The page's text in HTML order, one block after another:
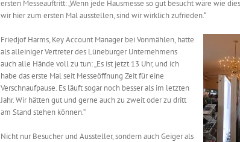
ersten Messeauftritt: „Wenn jede Hausmesse so gut besucht wäre wie
wir hier zum ersten Mal ausstellen, sind wir wirklich zufrieden.“
Friedjof Harms, Key Account Manager bei Vonmählen, hatte
als alleiniger Vertreter des Lüneburger Unternehmens
auch alle Hände voll zu tun: „Es ist jetzt 13 Uhr, und ich
habe das erste Mal seit Messeöffnung Zeit für eine
Verschnaufpause. Es läuft sogar noch besser als im letzten
Jahr. Wir hätten gut und gerne auch zu zweit oder zu dritt
am Stand stehen können.“
Nicht nur Besucher und Aussteller, sondern auch Geiger als